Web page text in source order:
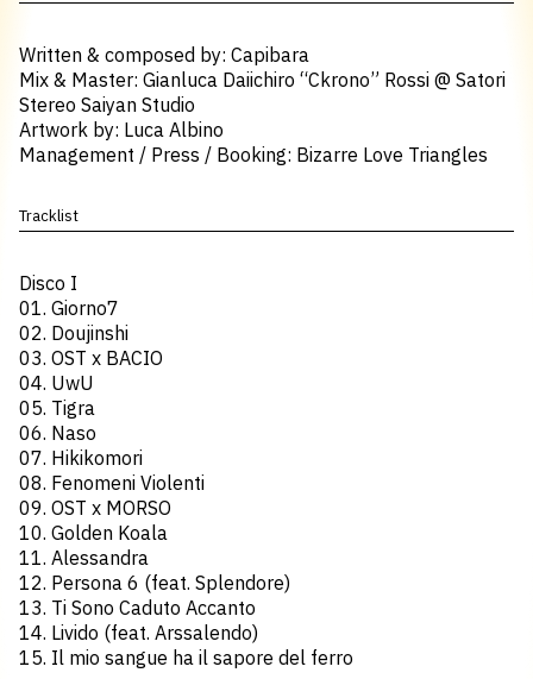
Written & composed by: Capibara
Mix & Master: Gianluca Daiichiro “Ckrono” Rossi @ Satori
Stereo Saiyan Studio
Artwork by: Luca Albino
Management / Press / Booking: Bizarre Love Triangles
Tracklist
Disco I
01. Giorno7
02. Doujinshi
03. OST x BACIO
04. UwU
05. Tigra
06. Naso
07. Hikikomori
08. Fenomeni Violenti
09. OST x MORSO
10. Golden Koala
11. Alessandra
12. Persona 6 (feat. Splendore)
13. Ti Sono Caduto Accanto
14. Livido (feat. Arssalendo)
15. Il mio sangue ha il sapore del ferro